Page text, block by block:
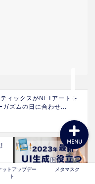
ィックスがNFTアートを
ガズムの日に合わせ...
ットアップデー
ト
メタマスク
MENU